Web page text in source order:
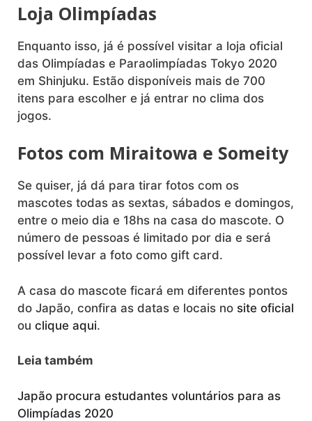
Loja Olimpíadas
Enquanto isso, já é possível visitar a loja oficial
das Olimpíadas e Paraolimpíadas Tokyo 2020
em Shinjuku. Estão disponíveis mais de 700
itens para escolher e já entrar no clima dos
jogos.
Fotos com Miraitowa e Someity
Se quiser, já dá para tirar fotos com os
mascotes todas as sextas, sábados e domingos,
entre o meio dia e 18hs na casa do mascote. O
número de pessoas é limitado por dia e será
possível levar a foto como gift card.
A casa do mascote ficará em diferentes pontos
do Japão, confira as datas e locais no site oficial
ou clique aqui.
Leia também
Japão procura estudantes voluntários para as
Olimpíadas 2020